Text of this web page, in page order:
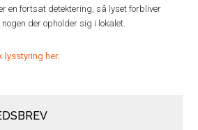
en fortsat detektering, så lyset forbliver
der opholder sig i lokalet.
her.